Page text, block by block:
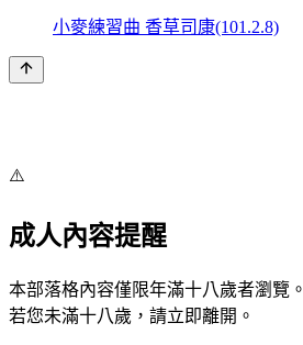
小麥練習曲 香草司康(101.2.8)
⚠️
成人內容提醒
本部落格內容僅限年滿十八歲者瀏覽。
若您未滿十八歲，請立即離開。